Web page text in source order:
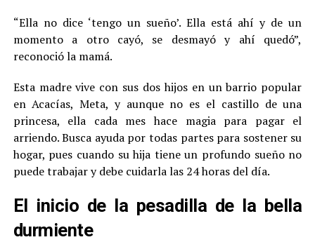
“Ella no dice ‘tengo un sueño’. Ella está ahí y de un
momento a otro cayó, se desmayó y ahí quedó”,
reconoció la mamá.
Esta madre vive con sus dos hijos en un barrio popular
en Acacías, Meta, y aunque no es el castillo de una
princesa, ella cada mes hace magia para pagar el
arriendo. Busca ayuda por todas partes para sostener su
hogar, pues cuando su hija tiene un profundo sueño no
puede trabajar y debe cuidarla las 24 horas del día.
El inicio de la pesadilla de la bella
durmiente